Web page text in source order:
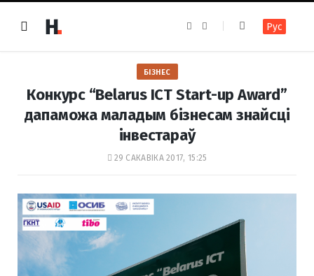
e
k
t
a
m
Рус
БІЗНЕС
Конкурс “Belarus ICT Start-up Award”
дапаможа маладым бізнесам знайсці
інвестараў
29 САКАВІКА 2017, 15:25